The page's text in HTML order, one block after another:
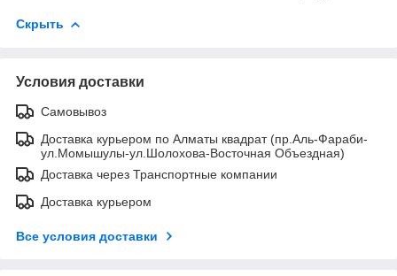
Скрыть
Условия доставки
Самовывоз
Доставка курьером по Алматы квадрат (пр.Аль-Фараби-
ул.Момышулы-ул.Шолохова-Восточная Объездная)
Доставка через Транспортные компании
Доставка курьером
Все условия доставки